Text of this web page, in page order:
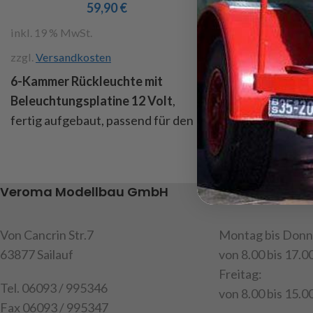
59,90€
inkl. 19 % MwSt.
zzgl. Versandkosten
6-Kammer Rückleuchte mit
Beleuchtungsplatine 12 Volt,
fertig aufgebaut, passend für den
einzelnen Kammern, mit SMD-
Pluspol, 5 Lichtfunktionen: Blinker,
Bremslicht, Fahrlicht +
Rückfahrscheinwerfer und
inkl. 19 % MwSt.
zzgl.
7-Kammer
fertig
Maßstab 1/16
bessere
einzelnen
Pluspol, 5
Rücklicht,
und
60cm, Abm:
Veroma Modellbau GmbH
Von Cancrin Str.7
63877 Sailauf
Tel. 06093 / 995346
Fax 06093 / 995347
Unsere
Montag bis
von 8.00 bis
Freitag:
von 8.00 bis